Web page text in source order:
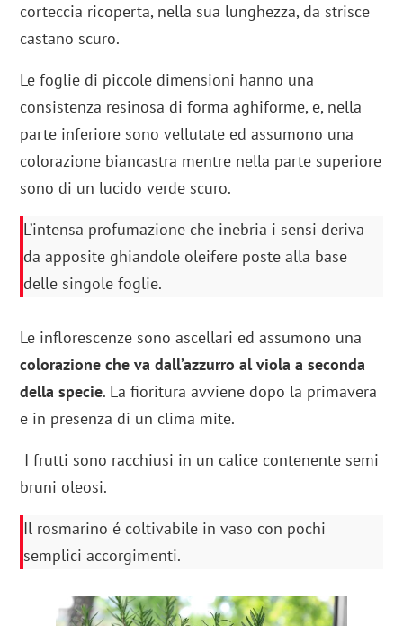
corteccia ricoperta, nella sua lunghezza, da strisce
castano scuro.
Le foglie di piccole dimensioni hanno una
consistenza resinosa di forma aghiforme, e, nella
parte inferiore sono vellutate ed assumono una
colorazione biancastra mentre nella parte superiore
sono di un lucido verde scuro.
L’intensa profumazione che inebria i sensi deriva
da apposite ghiandole oleifere poste alla base
delle singole foglie.
Le inflorescenze sono ascellari ed assumono una
colorazione che va dall’azzurro al viola a seconda
della specie. La fioritura avviene dopo la primavera
e in presenza di un clima mite.
I frutti sono racchiusi in un calice contenente semi
bruni oleosi.
Il rosmarino é coltivabile in vaso con pochi
semplici accorgimenti.